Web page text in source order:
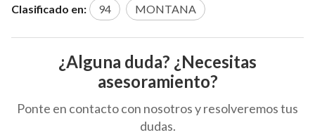
Clasificado en: 94 MONTANA
¿Alguna duda? ¿Necesitas
asesoramiento?
Ponte en contacto con nosotros y resolveremos tus
dudas.